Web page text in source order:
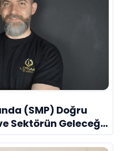
(SMP) Doğru
Sektörün Geleceği:
Röportaj